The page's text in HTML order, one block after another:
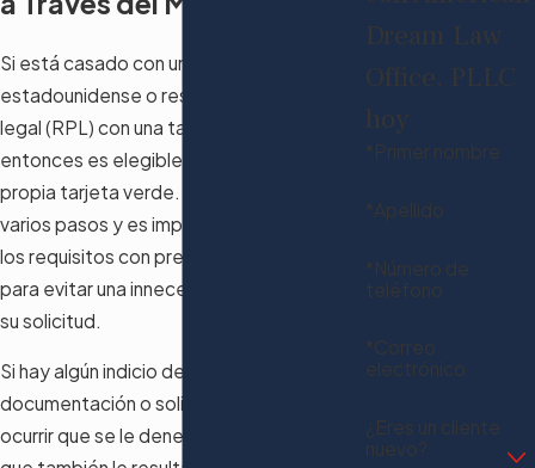
Si está casado con un ciudadano
estadounidense o residente permanente
legal (RPL) con una tarjeta verde,
entonces es elegible para solicitar su
propia tarjeta verde. El proceso requiere
varios pasos y es importante cumplir con
los requisitos con precisión y prontitud
para evitar una innecesaria denegación de
su solicitud.
Si hay algún indicio de tergiversación en su
documentación o solicitud, no solo podría
ocurrir que se le denegara su solicitud, sino
Dream Law
Office, PLLC
hoy
*Primer nombre
*Apellido
*Número de
teléfono
*Correo
electrónico
¿Eres un cliente
nuevo?